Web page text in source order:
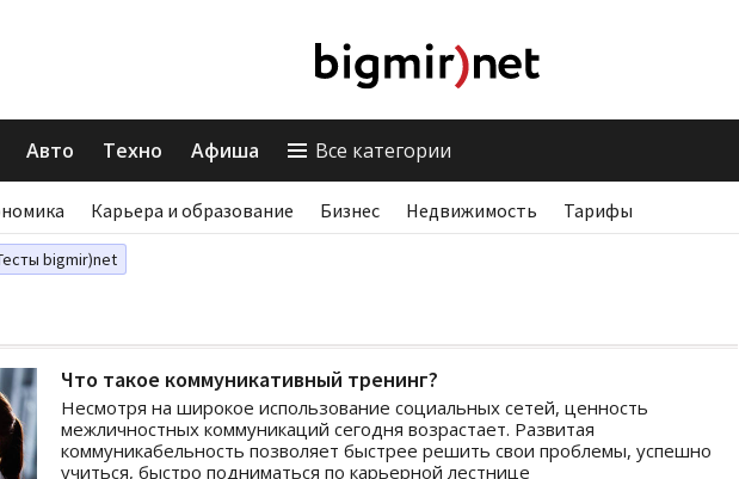
Авто Техно Афиша Все категории
Карьера и образование Бизнес Недвижимость Тарифы
bigmir)net
Что такое коммуникативный тренинг?
Несмотря на широкое использование социальных сетей, ценность
межличностных коммуникаций сегодня возрастает. Развитая
коммуникабельность позволяет быстрее решить свои проблемы, успешно
учиться, быстро подниматься по карьерной лестнице